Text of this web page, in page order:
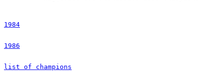
1984
1986
list of champions